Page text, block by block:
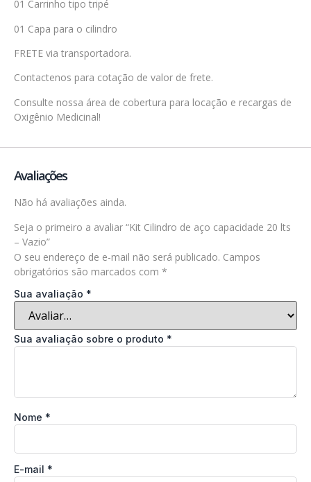
01 Carrinho tipo tripé
01 Capa para o cilindro
FRETE via transportadora.
Contactenos para cotação de valor de frete.
Consulte nossa área de cobertura para locação e recargas de
Oxigênio Medicinal!
Avaliações
Não há avaliações ainda.
Seja o primeiro a avaliar “Kit Cilindro de aço capacidade 20 lts
– Vazio”
O seu endereço de e-mail não será publicado. Campos
obrigatórios são marcados com *
Sua avaliação *
Sua avaliação sobre o produto *
Nome *
E-mail *